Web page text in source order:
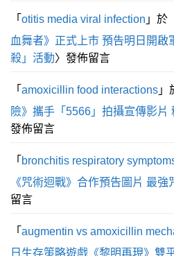
「 otitis media viral infection 」於
血舞者》正式上市 預告明日開啟
殺」活動〉發佈留言
「 amoxicillin food interactions 」
險》攜手「5566」拍攝宣傳影片
發佈留言
「 bronchitis respiratory
《咒術迴戰》合作預告圖片 最強
留言
「 augmentin vs amoxicillin
日生存策略遊戲《黎明再現》雙